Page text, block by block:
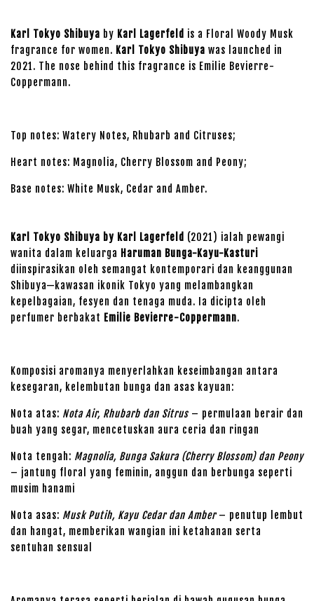
Karl Tokyo Shibuya by Karl Lagerfeld is a Floral Woody Musk
fragrance for women. Karl Tokyo Shibuya was launched in
2021. The nose behind this fragrance is Emilie Bevierre-
Coppermann.
Top notes: Watery Notes, Rhubarb and Citruses;
Heart notes: Magnolia, Cherry Blossom and Peony;
Base notes: White Musk, Cedar and Amber.
Karl Tokyo Shibuya by Karl Lagerfeld (2021) ialah pewangi
wanita dalam keluarga Haruman Bunga-Kayu-Kasturi
diinspirasikan oleh semangat kontemporari dan keanggunan
Shibuya—kawasan ikonik Tokyo yang melambangkan
kepelbagaian, fesyen dan tenaga muda. Ia dicipta oleh
perfumer berbakat Emilie Bevierre-Coppermann.
Komposisi aromanya menyerlahkan keseimbangan antara
kesegaran, kelembutan bunga dan asas kayuan:
Nota atas: Nota Air, Rhubarb dan Sitrus – permulaan berair dan
buah yang segar, mencetuskan aura ceria dan ringan
Nota tengah: Magnolia, Bunga Sakura (Cherry Blossom) dan Peony
– jantung floral yang feminin, anggun dan berbunga seperti
musim hanami
Nota asas: Musk Putih, Kayu Cedar dan Amber– penutup lembut
dan hangat, memberikan wangian ini ketahanan serta
sentuhan sensual